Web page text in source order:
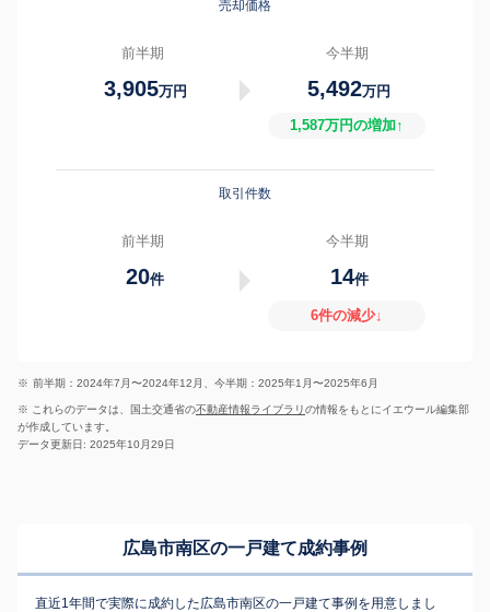
売却価格
前半期
3,905万円
今半期
5,492万円
1,587万円の増加↑
取引件数
前半期
20件
今半期
14件
6件の減少↓
※ 前半期：2024年7月〜2024年12月、今半期：2025年1月〜2025年6月
※ これらのデータは、国土交通省の不動産情報ライブラリの情報をもとにイエウール編集部
が作成しています。
データ更新日: 2025年10月29日
広島市南区の一戸建て成約事例
直近1年間で実際に成約した広島市南区の一戸建て事例を用意しまし